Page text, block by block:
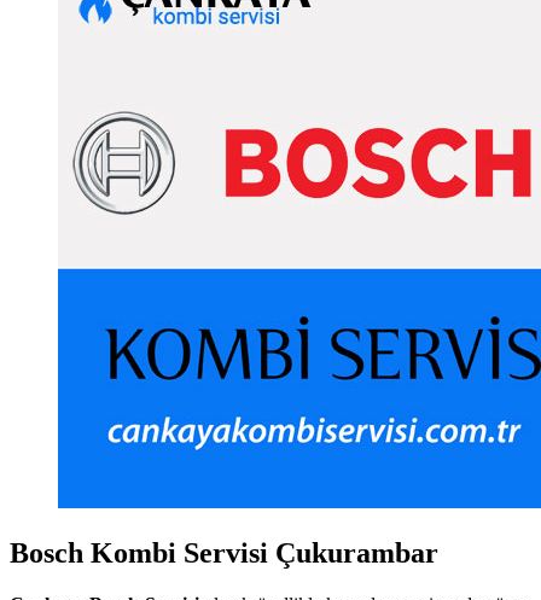
Bosch Kombi Servisi Çukurambar